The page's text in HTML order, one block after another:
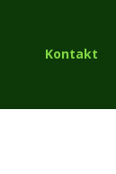
Kontakt